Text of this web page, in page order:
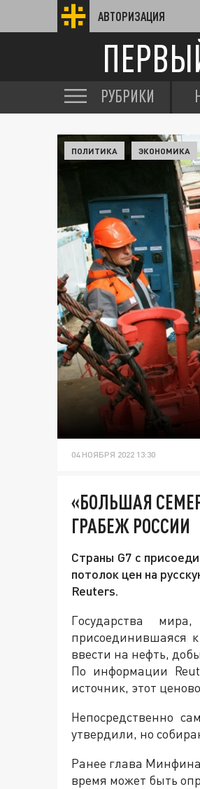
АВТОРИЗАЦИЯ
РУБРИКИ
ПОЛИТИКА ЭКОНОМИКА
04 НОЯБРЯ 2022 13:30
«БОЛЬШАЯ
ГРАБЕЖ РОССИИ
Страны G7 с
потолок цен на
Reuters.
Государства
присоединившаяся
ввести на нефть,
По информации
источник, этот
Непосредственно
утвердили, но
Ранее глава
время может быть